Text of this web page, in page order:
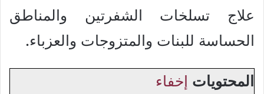
علاج تسلخات الشفرتين والمناطق
الحساسة للبنات والمتزوجات والعزباء.
المحتويات إخفاء